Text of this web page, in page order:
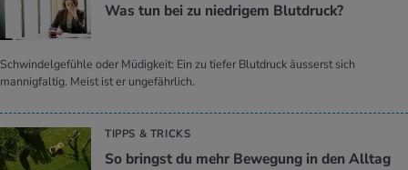
Was tun bei zu nied­ri­gem Blut­druck?
Schwindelgefühle oder Müdigkeit: Ein zu tiefer Blutdruck äusserst sich
mannigfaltig. Meist ist er ungefährlich.
TIPPS & TRICKS
So bringst du mehr Be­we­gung in den All­tag